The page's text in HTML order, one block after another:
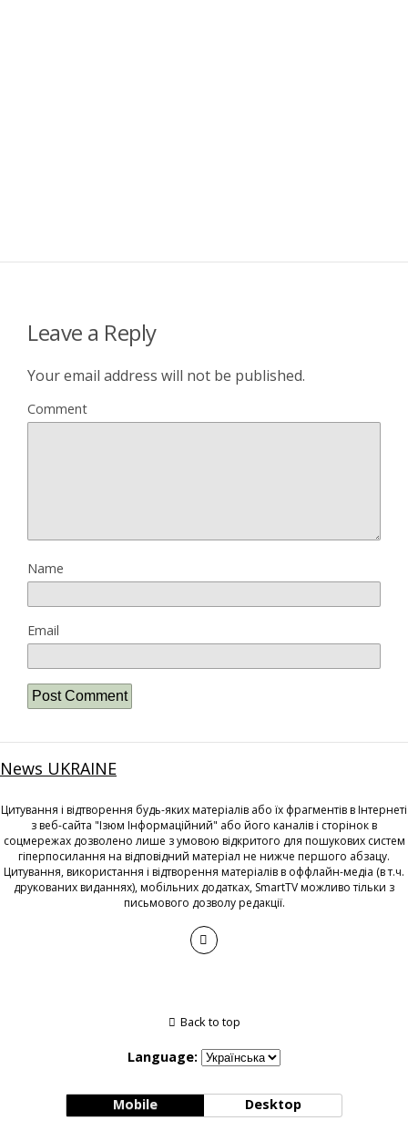
Leave a Reply
Your email address will not be published.
Comment
Name
Email
News UKRAINE
Цитування і відтворення будь-яких матеріалів або їх фрагментів в Інтернеті
з веб-сайта "Ізюм Інформаційний" або його каналів і сторінок в
соцмережах дозволено лише з умовою відкритого для пошукових систем
гіперпосилання на відповідний матеріал не нижче першого абзацу.
Цитування, використання і відтворення матеріалів в оффлайн-медіа (в т.ч.
друкованих виданнях), мобільних додатках, SmartTV можливо тільки з
письмового дозволу редакції.
Back to top
Language:
Mobile Desktop